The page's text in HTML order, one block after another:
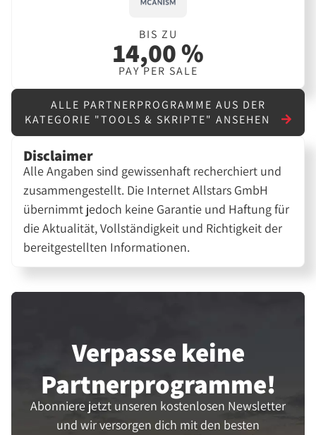
BIS ZU
14,00 %
PAY PER SALE
ALLE PARTNERPROGRAMME AUS DER
KATEGORIE "TOOLS & SKRIPTE" ANSEHEN
Disclaimer
Alle Angaben sind gewissenhaft recherchiert und
zusammengestellt. Die Internet Allstars GmbH
übernimmt jedoch keine Garantie und Haftung für
die Aktualität, Vollständigkeit und Richtigkeit der
bereitgestellten Informationen.
Verpasse keine
Partner­programme!
Abonniere jetzt unseren kostenlosen Newsletter
und wir versorgen dich mit den besten